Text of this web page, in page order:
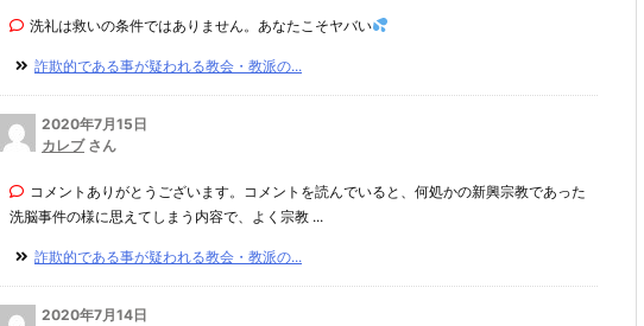
洗礼は救いの条件ではありません。あなたこそヤバい
詐欺的である事が疑われる教会・教派の...
2020年7月15日
カレブさん
コメントありがとうございます。コメントを読んでいると、何処かの新興宗教であった
洗脳事件の様に思えてしまう内容で、よく宗教 ...
詐欺的である事が疑われる教会・教派の...
2020年7月14日